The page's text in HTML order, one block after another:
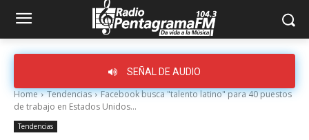
SEÑAL DE AUDIO
Home Tendencias
Facebook busca "talento latino" para 40 puestos
de trabajo en Estados Unidos...
Tendencias